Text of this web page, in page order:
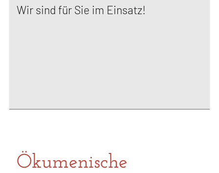
Wir sind für Sie im Einsatz!
Ökumenische